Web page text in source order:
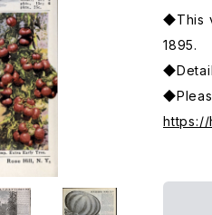
◆This
1895.